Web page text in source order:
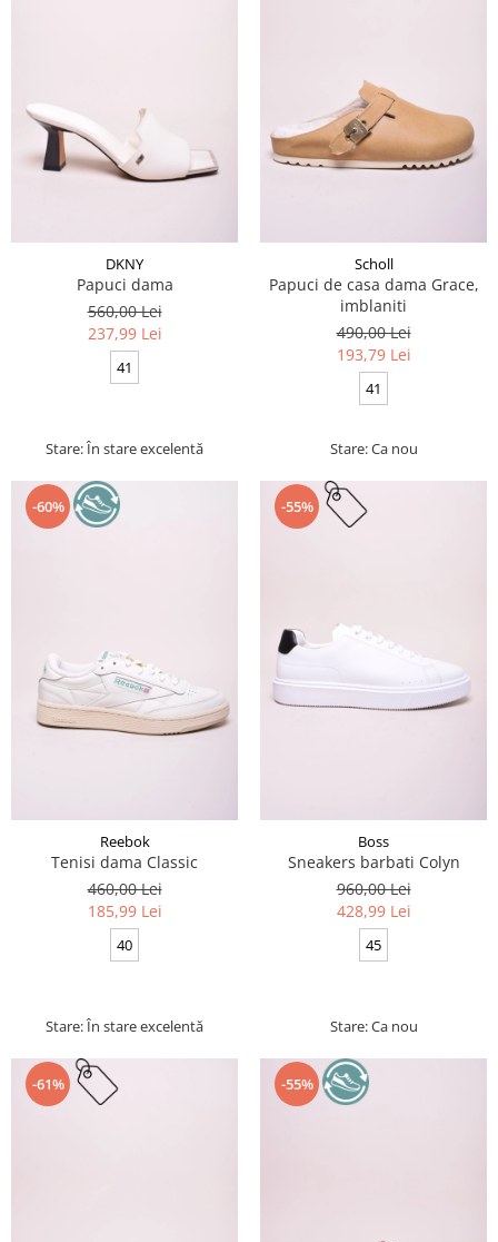
DKNY
Papuci dama
560,00 Lei
237,99 Lei
41
Stare: În stare excelentă
Scholl
Papuci de casa dama Grace,
imblaniti
490,00 Lei
193,79 Lei
41
Stare: Ca nou
-60%
Reebok
Tenisi dama Classic
460,00 Lei
185,99 Lei
40
Stare: În stare excelentă
-55%
Boss
Sneakers barbati Colyn
960,00 Lei
428,99 Lei
45
Stare: Ca nou
-61% -55%